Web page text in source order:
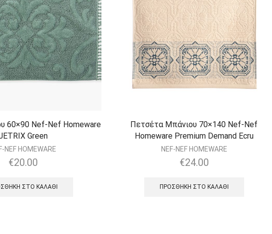
60×90 Nef-Nef Homeware
Green
NEF HOMEWARE
€20.00
ΣΤΟ ΚΑΛΆΘΙ
Πετσέτα Μπάνιου 70×140 Nef-Nef
Homeware Premium Demand Ecru
NEF-NEF HOMEWARE
€24.00
ΠΡΟΣΘΉΚΗ ΣΤΟ ΚΑΛΆΘΙ